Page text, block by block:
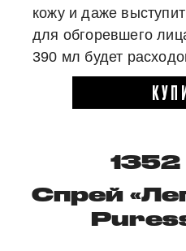
кожу и даже
для обгоревшего
390 мл будет
Спрей